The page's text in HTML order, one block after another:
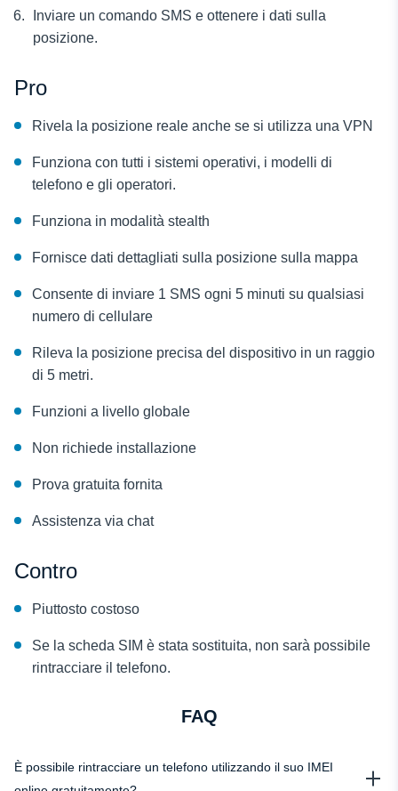
Inviare un comando SMS e ottenere i dati sulla
posizione.
Pro
Rivela la posizione reale anche se si utilizza una VPN
Funziona con tutti i sistemi operativi, i modelli di
telefono e gli operatori.
Funziona in modalità stealth
Fornisce dati dettagliati sulla posizione sulla mappa
Consente di inviare 1 SMS ogni 5 minuti su qualsiasi
numero di cellulare
Rileva la posizione precisa del dispositivo in un raggio
di 5 metri.
Funzioni a livello globale
Non richiede installazione
Prova gratuita fornita
Assistenza via chat
Contro
Piuttosto costoso
Se la scheda SIM è stata sostituita, non sarà possibile
rintracciare il telefono.
FAQ
È possibile rintracciare un telefono utilizzando il suo IMEI